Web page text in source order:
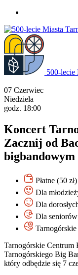
treści
500-lecie
07 Czerwiec
Niedziela
godz. 18:00
Koncert
Zacznij od
Płatne (50 zł)
Dla
Dla
Dla seniorów
Tarnogórskie
Tarnogórskiego Big
który odbędzie się 7